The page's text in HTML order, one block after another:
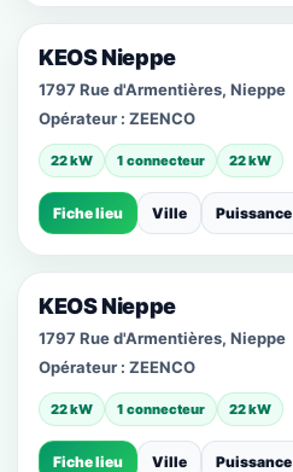
KEOS Nieppe
1797 Rue d'Armentières, Nieppe
Opérateur : ZEENCO
22 kW 1 connecteur 22 kW
Fiche lieu Ville Puissance
KEOS Nieppe
1797 Rue d'Armentières, Nieppe
Opérateur : ZEENCO
22 kW 1 connecteur 22 kW
Fiche lieu Ville Puissance